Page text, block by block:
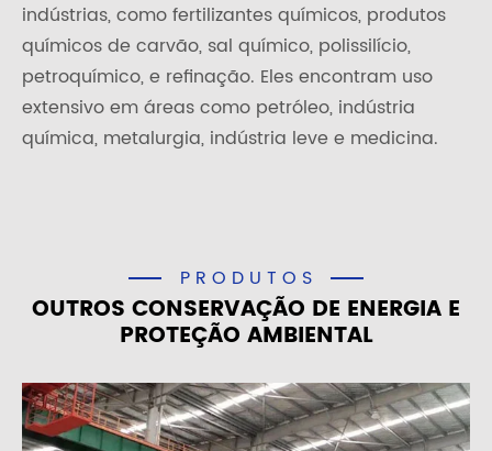
indústrias, como fertilizantes químicos, produtos
químicos de carvão, sal químico, polissilício,
petroquímico, e refinação. Eles encontram uso
extensivo em áreas como petróleo, indústria
química, metalurgia, indústria leve e medicina.
PRODUTOS
OUTROS CONSERVAÇÃO DE ENERGIA E
PROTEÇÃO AMBIENTAL